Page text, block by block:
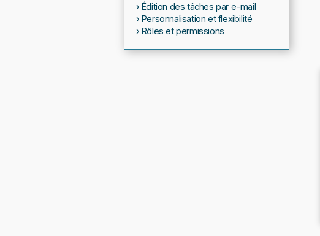
Édition des tâches par e-mail
Personnalisation et flexibilité
Rôles et permissions